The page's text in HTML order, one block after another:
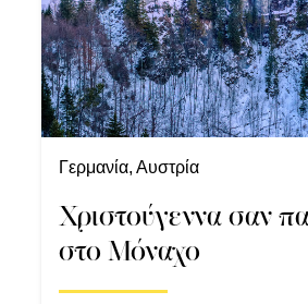
Γερμανία, Αυστρία
Χριστούγεννα σαν
στο Μόναχο